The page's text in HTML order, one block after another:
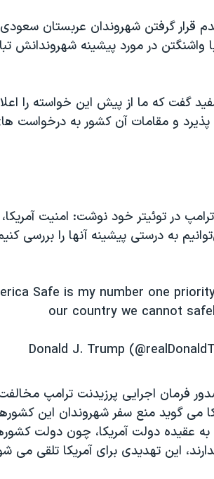
قرار گرفتن شهروندان عربستان
در مورد پیشینه شهروندانش
گفت که ما از پیش این خواسته را
پذیرد و مقامات آن کشور به درخواست
در توئیتر خود نوشت: امنیت
به درستی پیشینه آ‌نها را بررسی
Safe is my number one
our country we cannot
فرمان اجرایی پرزیدنت ترامپ
گوید منع سفر شهروندان این
به عقیده دولت آمریکا، چون دولت
این تهدیدی برای آمریکا تلقی می